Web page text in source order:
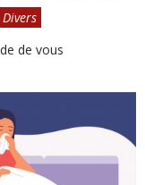
Divers
de vous